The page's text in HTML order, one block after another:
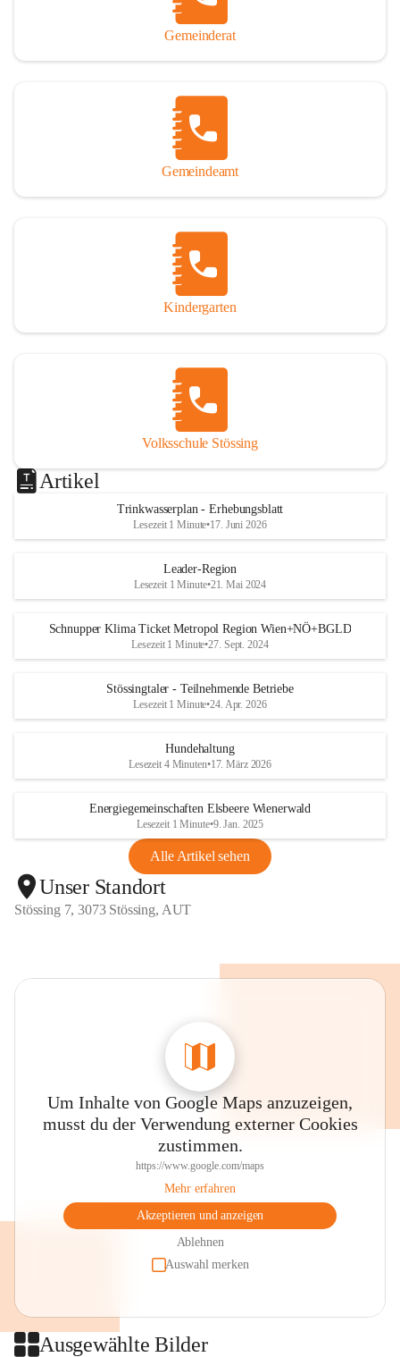
Gemeinderat
Gemeindeamt
Kindergarten
Volksschule Stössing
Artikel
Trinkwasserplan - Erhebungsblatt
Lesezeit 1 Minute•17. Juni 2026
Leader-Region
Lesezeit 1 Minute•21. Mai 2024
Schnupper Klima Ticket Metropol Region Wien+NÖ+BGLD
Lesezeit 1 Minute•27. Sept. 2024
Stössingtaler - Teilnehmende Betriebe
Lesezeit 1 Minute•24. Apr. 2026
Hundehaltung
Lesezeit 4 Minuten•17. März 2026
Energiegemeinschaften Elsbeere Wienerwald
Lesezeit 1 Minute•9. Jan. 2025
Alle Artikel sehen
Unser Standort
Stössing 7, 3073 Stössing, AUT
Um Inhalte von Google Maps anzuzeigen,
musst du der Verwendung externer Cookies
zustimmen.
https://www.google.com/maps
Mehr erfahren
Akzeptieren und anzeigen
Ablehnen
Auswahl merken
Ausgewählte Bilder